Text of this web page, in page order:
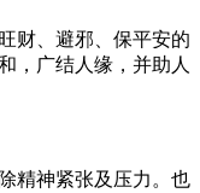
财、避邪、保平安的
，广结人缘，并助人
精神紧张及压力。也